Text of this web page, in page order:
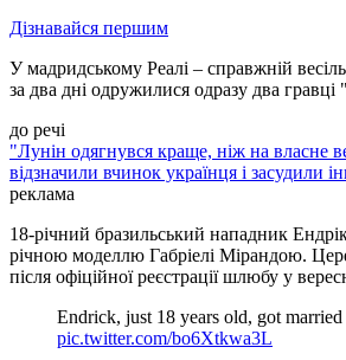
Дізнавайся першим
У мадридському Реалі – справжній
за два дні одружилися одразу два
до речі
"Лунін одягнувся краще, ніж на власне
відзначили вчинок українця і засудили
реклама
18-річний бразильський нападник
річною моделлю Габріелі Мірандою.
після офіційної реєстрації шлюбу у
Endrick, just 18 years old, got married
pic.twitter.com/bo6Xtkwa3L